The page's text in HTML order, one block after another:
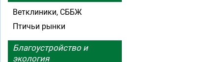
Ветклиники, СББЖ
Птичьи рынки
Благоустройство и
экология